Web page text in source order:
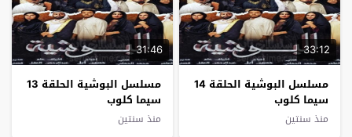
33:12
مسلسل البوشية الحلقة 14
سيما كلوب
منذ سنتين
31:46
مسلسل البوشية الحلقة 13
سيما كلوب
منذ سنتين